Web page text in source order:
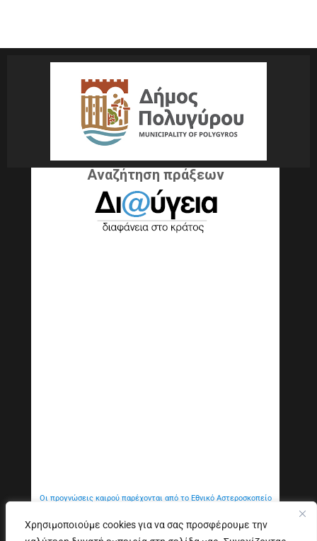
Χρησιμοποιούμε cookies για να σας προσφέρουμε την
Αναζήτηση πράξεων
Οι προγνώσεις καιρού παρέχονται από το Εθνικό Αστεροσκοπείο